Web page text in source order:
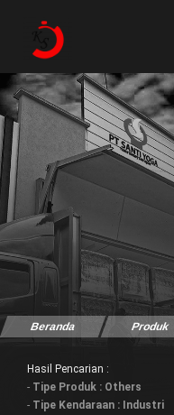
Beranda Produk
Hasil Pencarian :
- Tipe Produk : Others
- Tipe Kendaraan : Industri